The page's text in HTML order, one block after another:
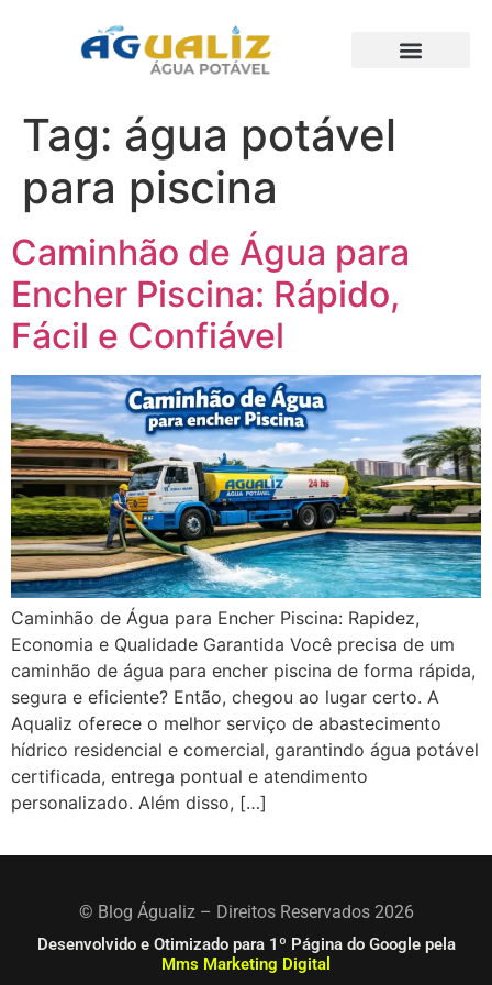
Tag: água potável
para piscina
Caminhão de Água para
Encher Piscina: Rápido,
Fácil e Confiável
Caminhão de Água para Encher Piscina: Rapidez,
Economia e Qualidade Garantida Você precisa de um
caminhão de água para encher piscina de forma rápida,
segura e eficiente? Então, chegou ao lugar certo. A
Aqualiz oferece o melhor serviço de abastecimento
hídrico residencial e comercial, garantindo água potável
certificada, entrega pontual e atendimento
personalizado. Além disso, […]
© Blog Águaliz – Direitos Reservados 2026
Desenvolvido e Otimizado para 1º Página do Google pela
Mms Marketing Digital